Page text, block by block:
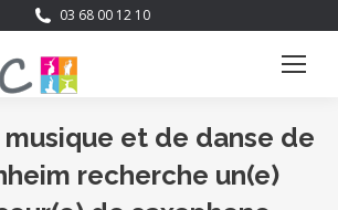
03 68 00 12 10
musique et de danse de
recherche un(e)